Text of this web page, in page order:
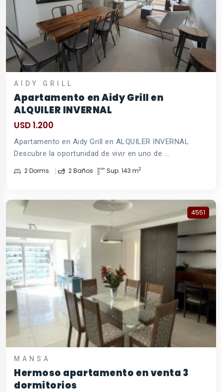
AIDY GRILL
Apartamento en Aidy Grill en
ALQUILER INVERNAL
USD 1.200
Apartamento en Aidy Grill en ALQUILER INVERNAL
Descubre la oportunidad de vivir en uno de ...
2 Dorms. 2 Baños Sup. 143 m2
4551
MANSA
Hermoso apartamento en venta 3
dormitorios